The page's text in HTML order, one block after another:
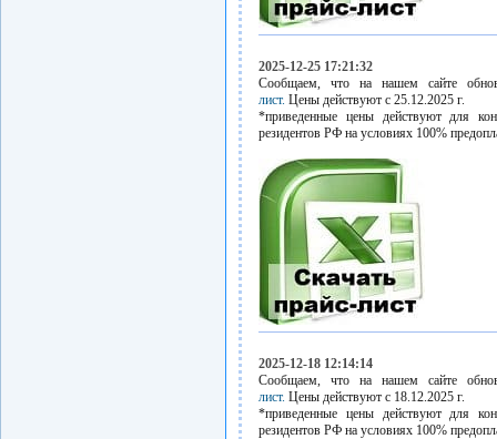
2025-12-25 17:21:32
Сообщаем, что на нашем сайте
лист. Цены действуют с 25.12.2025 г.
*приведенные цены действуют для
резидентов РФ на условиях 100%
2025-12-18 12:14:14
Сообщаем, что на нашем сайте
лист. Цены действуют с 18.12.2025 г.
*приведенные цены действуют для
резидентов РФ на условиях 100%